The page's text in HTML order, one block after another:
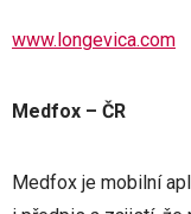
www.longevica.com
Medfox – ČR
Medfox je mobilní